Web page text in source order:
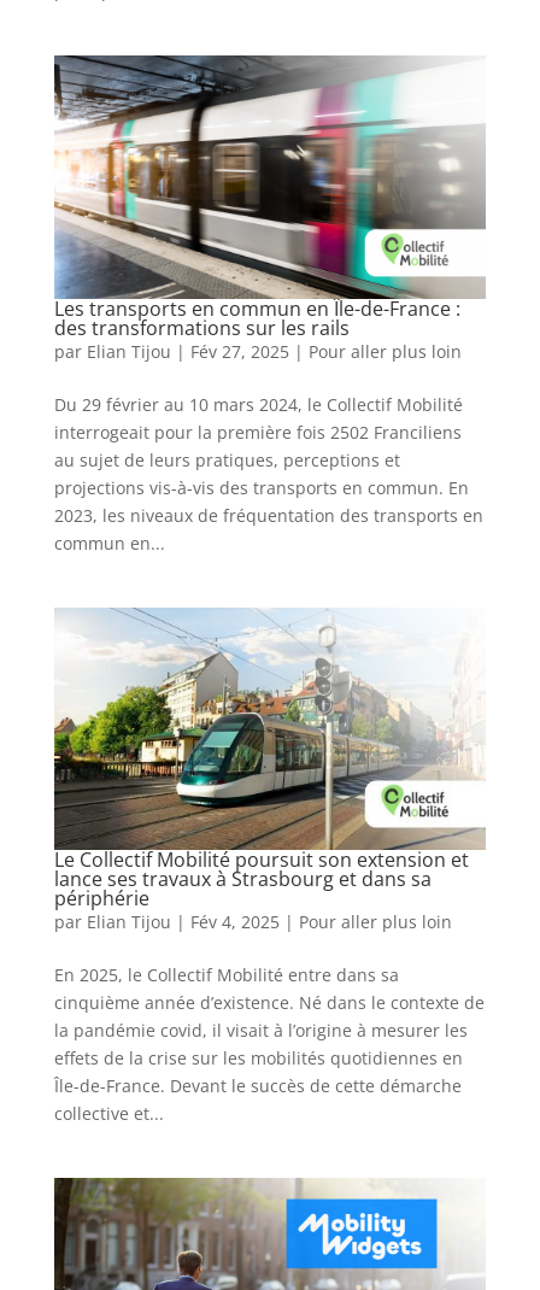
Les transports en commun en Île-de-France :
des transformations sur les rails
par Elian Tijou | Fév 27, 2025| Pour aller plus loin
Du 29 février au 10 mars 2024, le Collectif Mobilité
interrogeait pour la première fois 2502 Franciliens
au sujet de leurs pratiques, perceptions et
projections vis-à-vis des transports en commun. En
2023, les niveaux de fréquentation des transports en
commun en...
Le Collectif Mobilité poursuit son extension et
lance ses travaux à Strasbourg et dans sa
périphérie
par Elian Tijou | Fév 4, 2025| Pour aller plus loin
En 2025, le Collectif Mobilité entre dans sa
cinquième année d’existence. Né dans le contexte de
la pandémie covid, il visait à l’origine à mesurer les
effets de la crise sur les mobilités quotidiennes en
Île-de-France. Devant le succès de cette démarche
collective et...